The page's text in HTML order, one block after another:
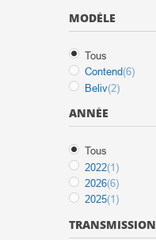
MODÈLE
Tous
Contend(6)
Beliv(2)
ANNÉE
Tous
2022(1)
2026(6)
2025(1)
TRANSMISSION